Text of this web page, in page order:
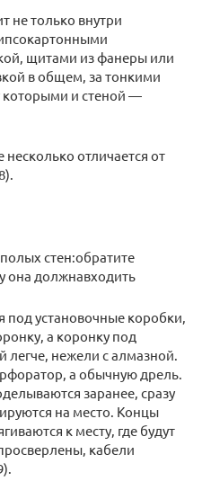
не только внутри
щитами из фанеры или
в общем, за тонкими
которыми и стеной —
отличается от
стен:обратите
она должнавходить
под установочные коробки,
а коронку под
легче, нежели с алмазной.
а обычную дрель.
заранее, сразу
на место. Концы
к месту, где будут
кабели